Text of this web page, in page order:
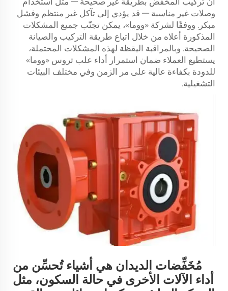
وصلات غير مناسبة — قد يؤدي إلى تآكل غير منتظم وفشل
مبكر. ووفقًا لشركة «ووما»، يمكن تجنّب جميع المشكلات
المذكورة أعلاه من خلال اتباع طريقة التركيب والصيانة
الصحيحة. وبالمراقبة اليقظة لهذه المشكلات المحتملة،
يستطيع العملاء ضمان استمرار أداء علب تروس «ووما»
للدودة بكفاءة عالية على مر الزمن وفي مختلف البيئات
التشغيلية.
مُخَفِّضات الديدان هي أشياء تُحسِّن من
أداء الآلات الأخرى في حالة السكون، مثل